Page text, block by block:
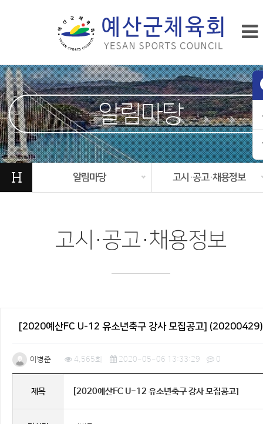
알림마당
H 알림마당 고시·공고·채용정보
고시·공고·채용정보
[2020예산FC U-12 유소년축구 강사 모집공고] (20200429)
이병준 4,565회 2020-05-06 13:33:29 0
제목 [2020예산FC U-12 유소년축구 강사 모집공고]